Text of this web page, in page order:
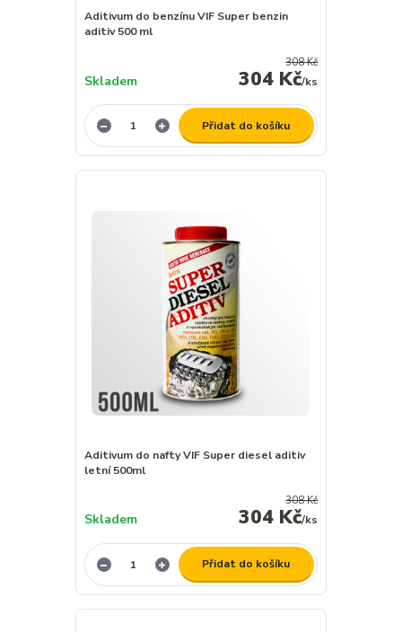
Aditivum do benzínu VIF Super benzin
aditiv 500 ml
308 Kč
304 Kč/ks
Skladem
Přidat do košíku
Aditivum do nafty VIF Super diesel aditiv
letní 500ml
308 Kč
304 Kč/ks
Skladem
Přidat do košíku